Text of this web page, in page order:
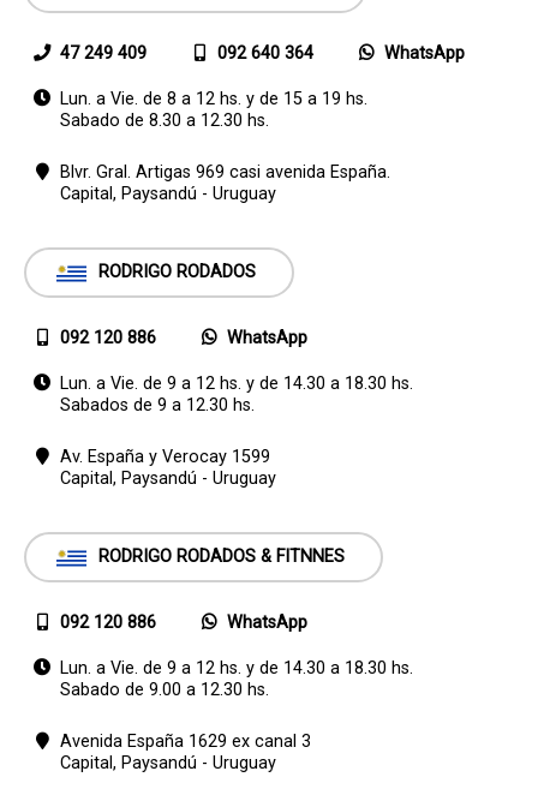
47 249 409 092 640 364 WhatsApp
Lun. a Vie. de 8 a 12 hs. y de 15 a 19 hs.
Sabado de 8.30 a 12.30 hs.
Blvr. Gral. Artigas 969 casi avenida España.
Capital, Paysandú - Uruguay
RODRIGO RODADOS
092 120 886 WhatsApp
Lun. a Vie. de 9 a 12 hs. y de 14.30 a 18.30 hs.
Sabados de 9 a 12.30 hs.
Av. España y Verocay 1599
Capital, Paysandú - Uruguay
RODRIGO RODADOS & FITNNES
092 120 886 WhatsApp
Lun. a Vie. de 9 a 12 hs. y de 14.30 a 18.30 hs.
Sabado de 9.00 a 12.30 hs.
Avenida España 1629 ex canal 3
Capital, Paysandú - Uruguay